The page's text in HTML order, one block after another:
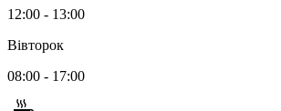
12:00 - 13:00
Вівторок
08:00 - 17:00